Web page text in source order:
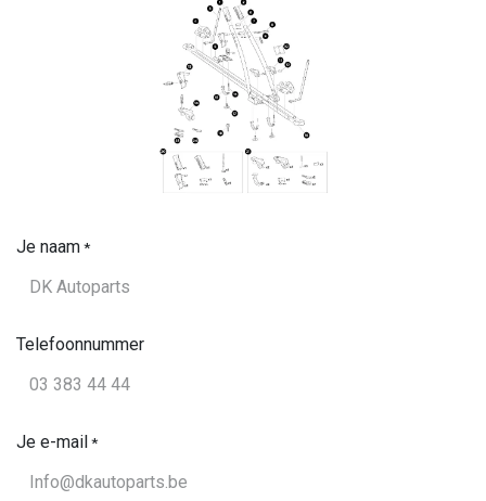
Je naam*
Telefoonnummer
Je e-mail*